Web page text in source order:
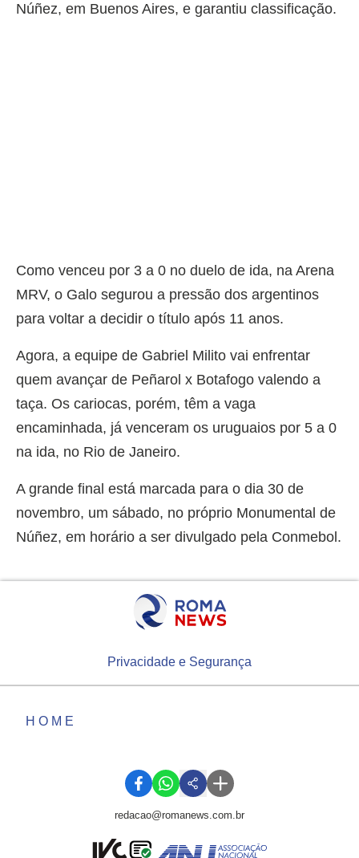
Núñez, em Buenos Aires, e garantiu classificação.
Como venceu por 3 a 0 no duelo de ida, na Arena
MRV, o Galo segurou a pressão dos argentinos
para voltar a decidir o título após 11 anos.
Agora, a equipe de Gabriel Milito vai enfrentar
quem avançar de Peñarol x Botafogo valendo a
taça. Os cariocas, porém, têm a vaga
encaminhada, já venceram os uruguaios por 5 a 0
na ida, no Rio de Janeiro.
A grande final está marcada para o dia 30 de
novembro, um sábado, no próprio Monumental de
Núñez, em horário a ser divulgado pela Conmebol.
Privacidade e Segurança
HOME
redacao@romanews.com.br